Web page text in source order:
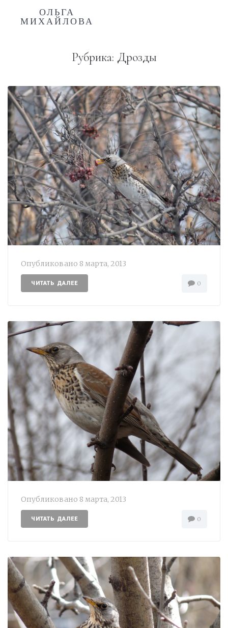
ОЛЬГА
МИХАЙЛОВА
Рубрика: Дрозды
Опубликовано 8 марта, 2013
ЧИТАТЬ ДАЛЕЕ 0
Опубликовано 8 марта, 2013
ЧИТАТЬ ДАЛЕЕ 0